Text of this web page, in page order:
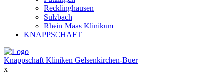
Recklinghausen
Sulzbach
Rhein-Maas Klinikum
KNAPPSCHAFT
Knappschaft Kliniken Gelsenkirchen-Buer
x